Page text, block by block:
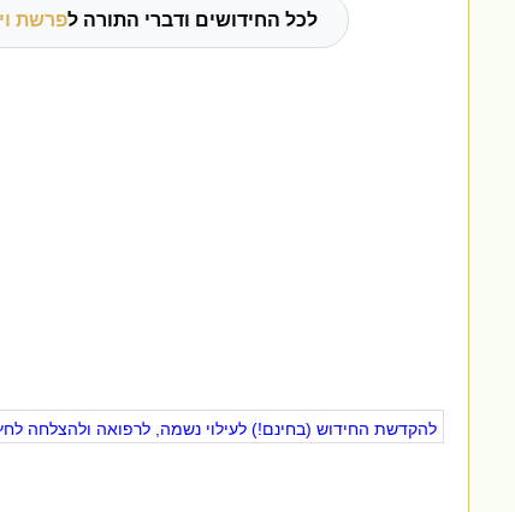
לכל החידושים ודברי התורה לפרשת
להקדשת החידוש (בחינם!) לעילוי נשמה, לרפואה ולהצלחה